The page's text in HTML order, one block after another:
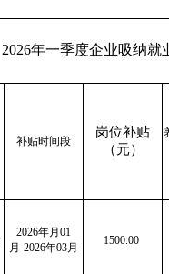
2026年一季度企业吸纳
补贴时间段
岗位补贴
（元）
2026年月01
月-2026年03月
1500.00